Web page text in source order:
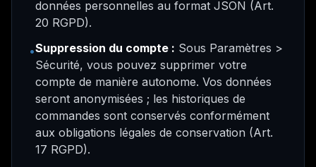
données personnelles au format JSON (Art.
20 RGPD).
•Suppression du compte : Sous Paramètres >
Sécurité, vous pouvez supprimer votre
compte de manière autonome. Vos données
seront anonymisées ; les historiques de
commandes sont conservés conformément
aux obligations légales de conservation (Art.
17 RGPD).